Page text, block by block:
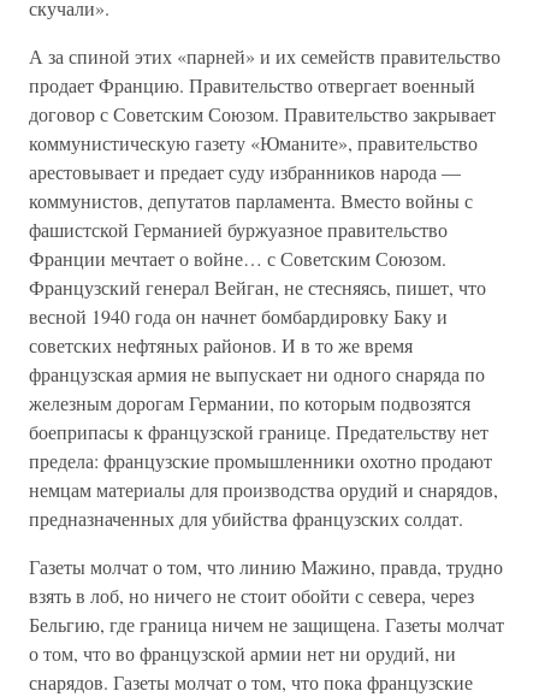
скучали».
А за спиной этих «парней» и их семейств правительство
продает Францию. Правительство отвергает военный
договор с Советским Союзом. Правительство закрывает
коммунистическую газету «Юманите», правительство
арестовывает и предает суду избранников народа —
коммунистов, депутатов парламента. Вместо войны с
фашистской Германией буржуазное правительство
Франции мечтает о войне… с Советским Союзом.
Французский генерал Вейган, не стесняясь, пишет, что
весной 1940 года он начнет бомбардировку Баку и
советских нефтяных районов. И в то же время
французская армия не выпускает ни одного снаряда по
железным дорогам Германии, по которым подвозятся
боеприпасы к французской границе. Предательству нет
предела: французские промышленники охотно продают
немцам материалы для производства орудий и снарядов,
предназначенных для убийства французских солдат.
Газеты молчат о том, что линию Мажино, правда, трудно
взять в лоб, но ничего не стоит обойти с севера, через
Бельгию, где граница ничем не защищена. Газеты молчат
о том, что во французской армии нет ни орудий, ни
снарядов. Газеты молчат о том, что пока французские